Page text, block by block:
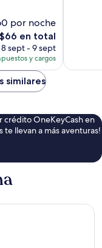
por noche
El
precio
de
$66 en total
8 sept - 9 sept
y cargos
similares
crédito OneKeyCash en
te llevan a más aventuras!